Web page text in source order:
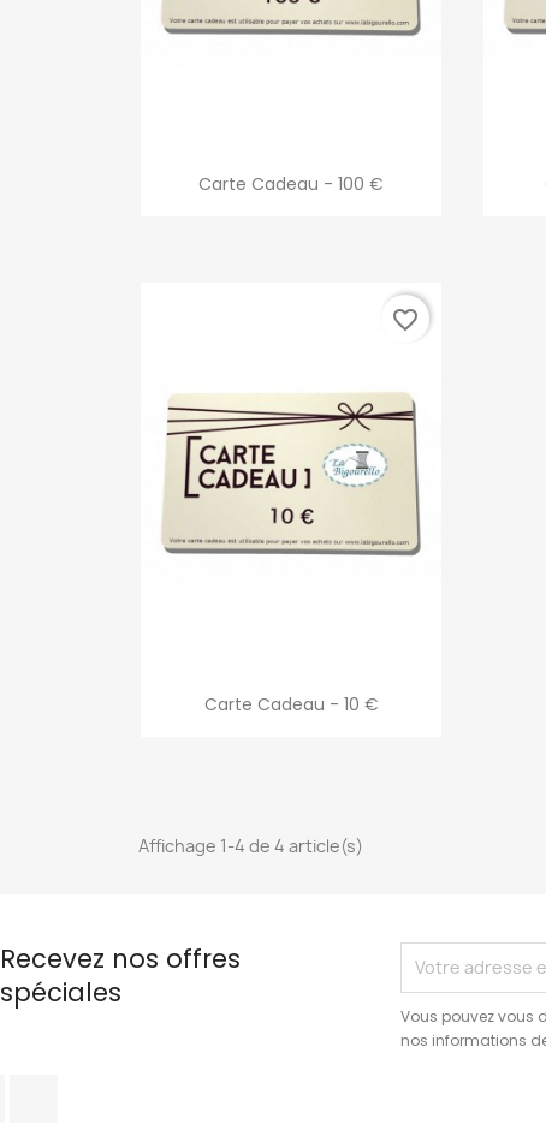
Aperçu rapide
Carte Cadeau - 100 €
Aperçu rapide
Carte Cadeau - 10 €
favorite_border
Affichage 1-4 de 4 article(s)
Recevez nos offres
spéciales
Vous pouvez vous
nos informations